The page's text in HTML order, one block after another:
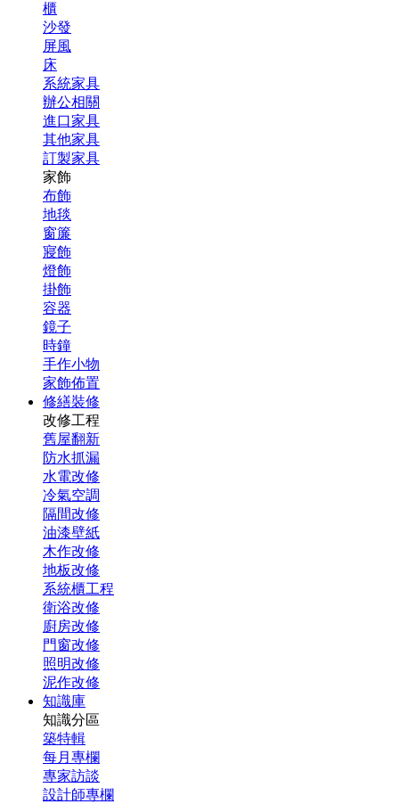
櫃
沙發
屏風
床
系統家具
辦公相關
進口家具
其他家具
訂製家具
家飾
布飾
地毯
窗簾
寢飾
燈飾
掛飾
容器
鏡子
時鐘
手作小物
家飾佈置
修繕裝修
改修工程
舊屋翻新
防水抓漏
水電改修
冷氣空調
隔間改修
油漆壁紙
木作改修
地板改修
系統櫃工程
衛浴改修
廚房改修
門窗改修
照明改修
泥作改修
知識庫
知識分區
築特輯
每月專欄
專家訪談
設計師專欄